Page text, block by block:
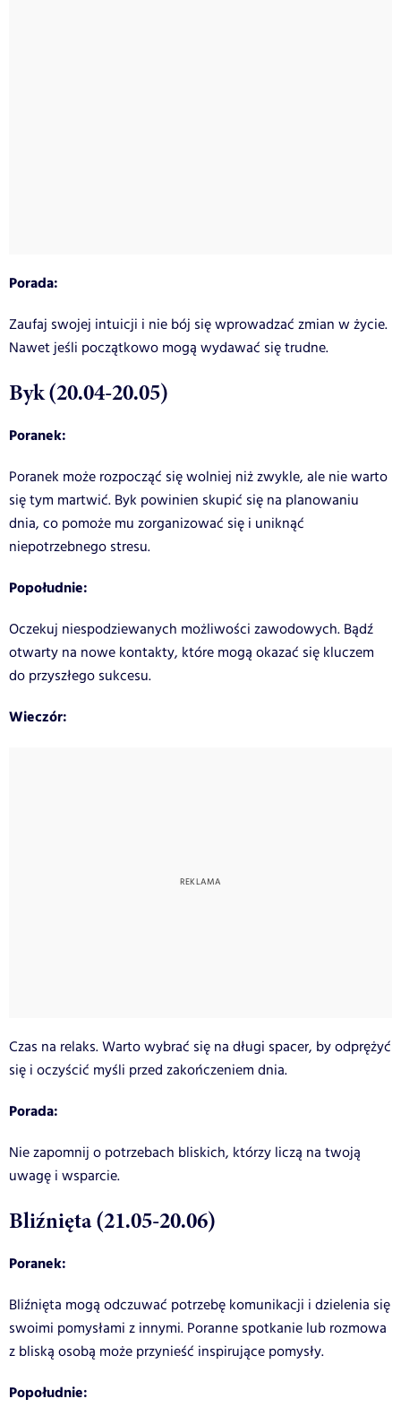
Porada:
Zaufaj swojej intuicji i nie bój się wprowadzać zmian w życie.
Nawet jeśli początkowo mogą wydawać się trudne.
Byk (20.04-20.05)
Poranek:
Poranek może rozpocząć się wolniej niż zwykle, ale nie warto
się tym martwić. Byk powinien skupić się na planowaniu
dnia, co pomoże mu zorganizować się i uniknąć
niepotrzebnego stresu.
Popołudnie:
Oczekuj niespodziewanych możliwości zawodowych. Bądź
otwarty na nowe kontakty, które mogą okazać się kluczem
do przyszłego sukcesu.
Wieczór:
Czas na relaks. Warto wybrać się na długi spacer, by odprężyć
się i oczyścić myśli przed zakończeniem dnia.
Porada:
Nie zapomnij o potrzebach bliskich, którzy liczą na twoją
uwagę i wsparcie.
Bliźnięta (21.05-20.06)
Poranek:
Bliźnięta mogą odczuwać potrzebę komunikacji i dzielenia się
swoimi pomysłami z innymi. Poranne spotkanie lub rozmowa
z bliską osobą może przynieść inspirujące pomysły.
Popołudnie: